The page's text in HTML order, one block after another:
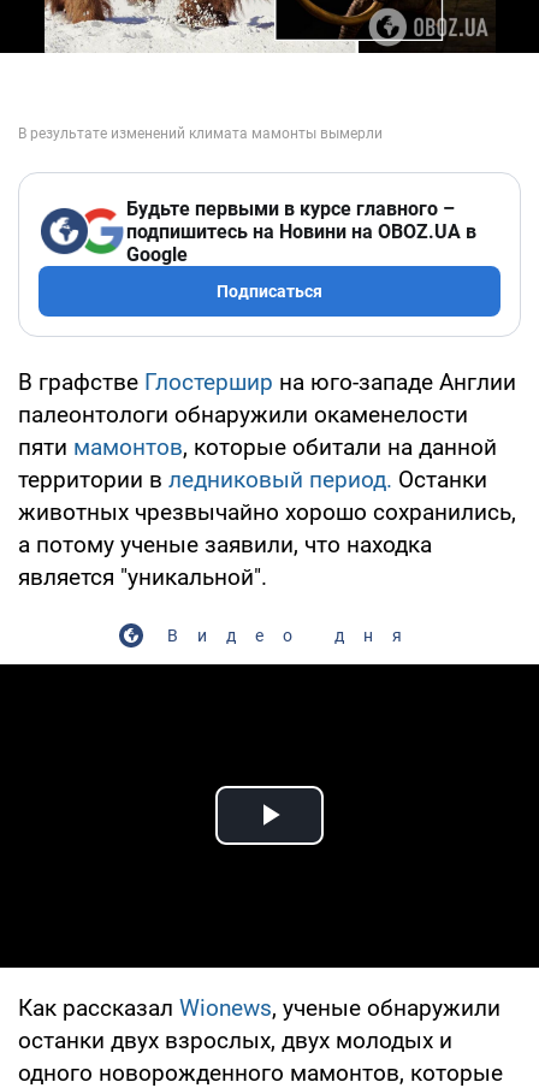
Будьте первыми в курсе главного –
подпишитесь на Новини на OBOZ.UA в
Google
Подписаться
В графстве Глостершир на юго-западе Англии
палеонтологи обнаружили окаменелости
пяти мамонтов, которые обитали на данной
территории в ледниковый период. Останки
животных чрезвычайно хорошо сохранились,
а потому ученые заявили, что находка
является "уникальной".
Видео дня
Play Video
Как рассказал Wionews, ученые обнаружили
останки двух взрослых, двух молодых и
одного новорожденного мамонтов, которые